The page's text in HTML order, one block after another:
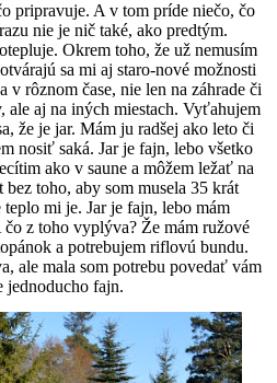
pripravuje. A v tom príde niečo, čo
nie je nič také, ako predtým.
Okrem toho, že už nemusím
sa mi aj staro-nové možnosti
v rôznom čase, nie len na záhrade či
ale aj na iných miestach. Vyťahujem
že je jar. Mám ju radšej ako leto či
nosiť saká. Jar je fajn, lebo všetko
ako v saune a môžem ležať na
toho, aby som musela 35 krát
mi je. Jar je fajn, lebo mám
čo z toho vyplýva? Že mám ružové
a potrebujem riflovú bundu.
ale mala som potrebu povedať vám
jednoducho fajn.